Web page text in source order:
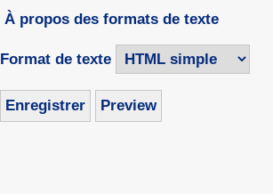
À propos des formats de texte
Format de texte